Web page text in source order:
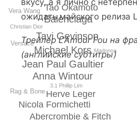
Michael Kors
Jean Paul Gaultier
Tavi Gevinson
Anna Wintour
Balenciaga
Herve Leger
Tao Okamoto
Nicola Formichetti
Abercrombie & Fitch
Rag & Bone
Versace
Vera Wang
3.1 Phillip Lim
Madonna
Christian Dior
вкусу, а я лично с
ожидать майского релиза
Трейлер L'Amour Fou на
(английские субтитры)